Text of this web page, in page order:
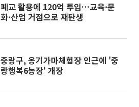
폐교 활용에 120억 투입…교육·문
화·산업 거점으로 재탄생
중랑구, 옹기가마체험장 인근에 '중
랑행복6농장' 개장